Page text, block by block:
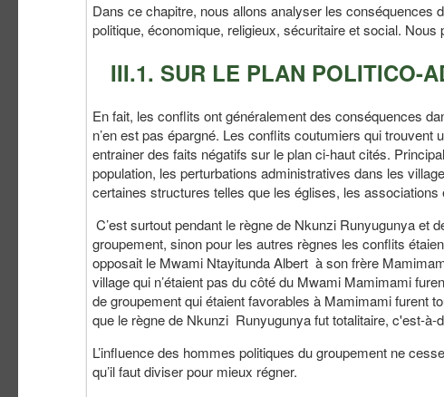
Dans ce chapitre, nous allons analyser les
politique, économique, religieux, sécuritaire et social.
III.1. SUR LE PLAN POLITICO-
En fait, les conflits ont généralement des conséquences
n’en est pas épargné. Les conflits coutumiers qui
entrainer des faits négatifs sur le plan ci-haut cités.
population, les perturbations administratives dans les
certaines structures telles que les églises, les
C’est surtout pendant le règne de Nkunzi Runyugunya
groupement, sinon pour les autres règnes les conflits
opposait le Mwami Ntayitunda Albert à son frère
village qui n’étaient pas du côté du Mwami Mamimami
de groupement qui étaient favorables à Mamimami furent
que le règne de Nkunzi Runyugunya fut totalitaire, c'est-à-
L’influence des hommes politiques du groupement ne
qu’il faut diviser pour mieux régner.